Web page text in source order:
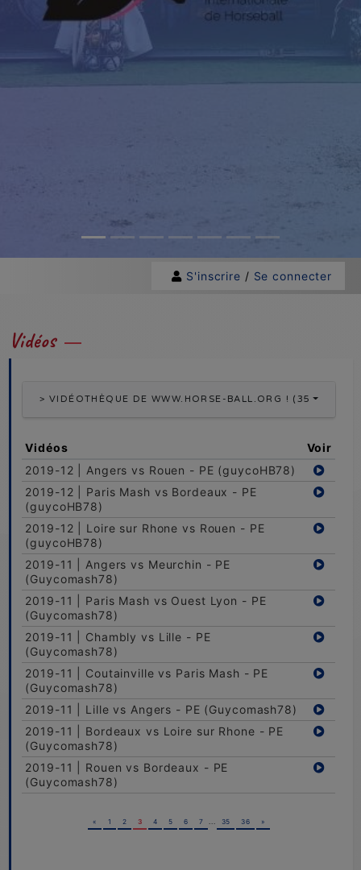
S'inscrire / Se connecter
Vidéos
> VIDÉOTHÈQUE DE WWW.HORSE-BALL.ORG ! (356
Vidéos
Voir
2019-12 | Angers vs Rouen - PE (guycoHB78)
2019-12 | Paris Mash vs Bordeaux - PE
(guycoHB78)
2019-12 | Loire sur Rhone vs Rouen - PE
(guycoHB78)
2019-11 | Angers vs Meurchin - PE
(Guycomash78)
2019-11 | Paris Mash vs Ouest Lyon - PE
(Guycomash78)
2019-11 | Chambly vs Lille - PE
(Guycomash78)
2019-11 | Coutainville vs Paris Mash - PE
(Guycomash78)
2019-11 | Lille vs Angers - PE (Guycomash78)
2019-11 | Bordeaux vs Loire sur Rhone - PE
(Guycomash78)
2019-11 | Rouen vs Bordeaux - PE
(Guycomash78)
« 1 2 3 4 5 6 7 35 36 »